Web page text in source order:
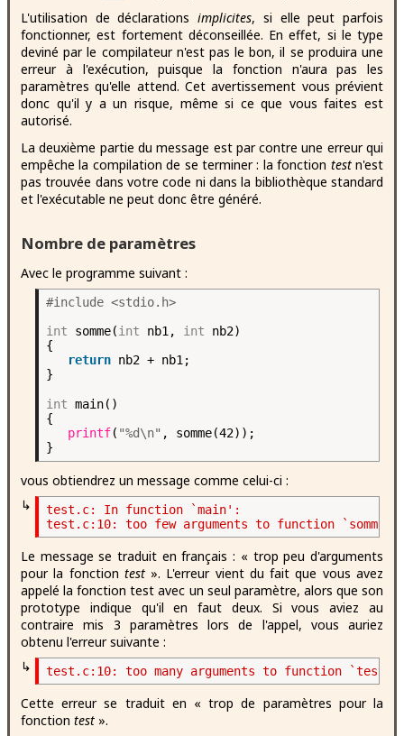
L'utilisation de déclarationsimplicites, si elle peut parfois
fonctionner, est fortement déconseillée. En effet, si le type
deviné par le compilateur n'est pas le bon, il se produira une
erreur à l'exécution, puisque la fonction n'aura pas les
paramètres qu'elle attend. Cet avertissement vous prévient
donc qu'il y a un risque, même si ce que vous faites est
autorisé.
La deuxième partie du message est par contre une erreur qui
empêche la compilation de se terminer : la fonction testn'est
pas trouvée dans votre code ni dans la bibliothèque standard
et l'exécutable ne peut donc être généré.
Nombre de paramètres
Avec le programme suivant :
#include <stdio.h>
int somme(int nb1, int
nb2)
{
return nb2 + nb1;
}
int main()
{
printf( "%d\n" , somme(42));
}
vous obtiendrez un message comme celui-ci :
↳
test.c: In function `main':
Le message se traduit en français : « trop peu d'arguments
pour la fonction test». L'erreur vient du fait que vous avez
appelé la fonction test avec un seul paramètre, alors que son
prototype indique qu'il en faut deux. Si vous aviez au
contraire mis 3 paramètres lors de l'appel, vous auriez
obtenu l'erreur suivante :
↳
Cette erreur se traduit en « trop de paramètres pour la
fonction test ».